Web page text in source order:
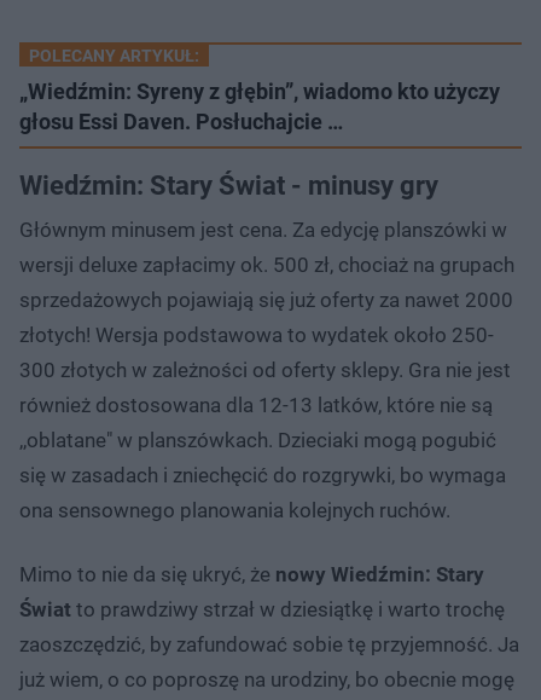
POLECANY ARTYKUŁ:
„Wiedźmin: Syreny z głębin”, wiadomo kto użyczy
głosu Essi Daven. Posłuchajcie …
Wiedźmin: Stary Świat - minusy gry
Głównym minusem jest cena. Za edycję planszówki w
wersji deluxe zapłacimy ok. 500 zł, chociaż na grupach
sprzedażowych pojawiają się już oferty za nawet 2000
złotych! Wersja podstawowa to wydatek około 250-
300 złotych w zależności od oferty sklepy. Gra nie jest
również dostosowana dla 12-13 latków, które nie są
,,oblatane" w planszówkach. Dzieciaki mogą pogubić
się w zasadach i zniechęcić do rozgrywki, bo wymaga
ona sensownego planowania kolejnych ruchów.
Mimo to nie da się ukryć, że nowy Wiedźmin: Stary
Świat to prawdziwy strzał w dziesiątkę i warto trochę
zaoszczędzić, by zafundować sobie tę przyjemność. Ja
już wiem, o co poproszę na urodziny, bo obecnie mogę